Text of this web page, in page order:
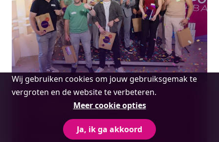
Cookie
melding
Wij gebruiken cookies om jouw gebruiksgemak te
vergroten en de website te verbeteren.
Meer cookie opties
Ja, ik ga akkoord
Terugblik: Startups For Society – The
Connection 2026
Lees meer